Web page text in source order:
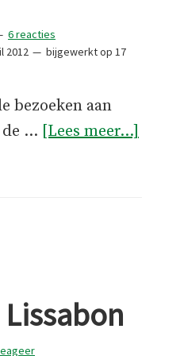
6 reacties
2012 bijgewerkt op 17
bezoeken aan
de … [Lees meer...]